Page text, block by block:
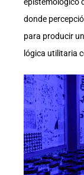
donde
para producir
lógica utilitaria